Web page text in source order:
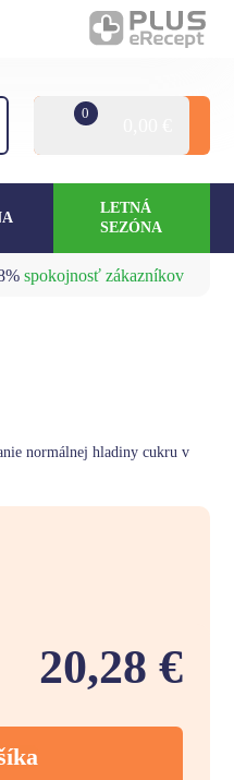
0
LETNÁ
SEZÓNA
spokojnosť zákazníkov
normálnej hladiny cukru v
20,28 €